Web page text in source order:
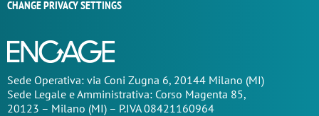
CHANGE PRIVACY SETTINGS
Sede Operativa: via Coni Zugna 6, 20144 Milano (MI)
Sede Legale e Amministrativa: Corso Magenta 85,
20123 – Milano (MI) – P.IVA 08421160964